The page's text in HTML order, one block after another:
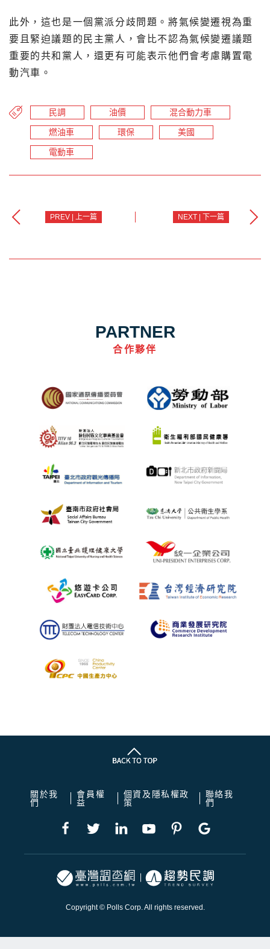
此外，這也是一個黨派分歧問題。將氣候變遷視為重
要且緊迫議題的民主黨人，會比不認為氣候變遷議題
重要的共和黨人，還更有可能表示他們會考慮購置電
動汽車。
民調 油價 混合動力車
燃油車 環保 美國
電動車
PREV | 上一篇 NEXT | 下一篇
PARTNER
合作夥伴
關於我
們
會員權
益
個資及隱私權政
策
聯絡我
們
Copyright © Polls Corp. All rights reserved.